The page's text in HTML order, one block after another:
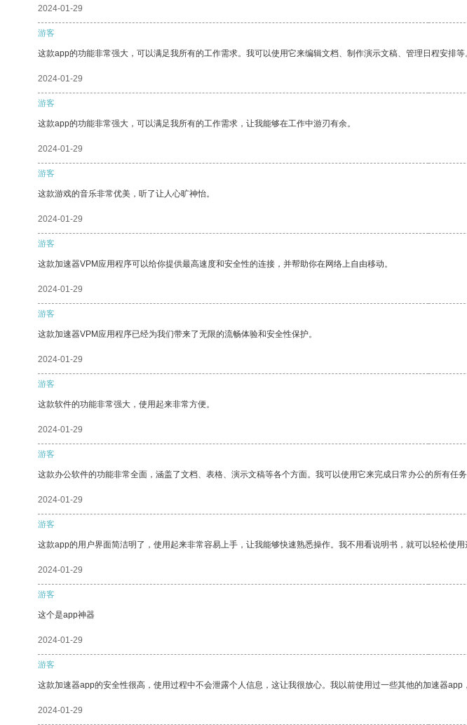
2024-01-29
游客
这款app的功能非常强大，可以满足我所有的工作需求。我可以使用它来编辑文档、制作演示文稿、管理日程安排等
2024-01-29
游客
这款app的功能非常强大，可以满足我所有的工作需求，让我能够在工作中游刃有余。
2024-01-29
游客
这款游戏的音乐非常优美，听了让人心旷神怡。
2024-01-29
游客
这款加速器VPM应用程序可以给你提供最高速度和安全性的连接，并帮助你在网络上自由移动。
2024-01-29
游客
这款加速器VPM应用程序已经为我们带来了无限的流畅体验和安全性保护。
2024-01-29
游客
这款软件的功能非常强大，使用起来非常方便。
2024-01-29
游客
这款办公软件的功能非常全面，涵盖了文档、表格、演示文稿等各个方面。我可以使用它来完成日常办公的所有任务
2024-01-29
游客
这款app的用户界面简洁明了，使用起来非常容易上手，让我能够快速熟悉操作。我不用看说明书，就可以轻松使用
2024-01-29
游客
这个是app神器
2024-01-29
游客
这款加速器app的安全性很高，使用过程中不会泄露个人信息，这让我很放心。我以前使用过一些其他的加速器app
2024-01-29